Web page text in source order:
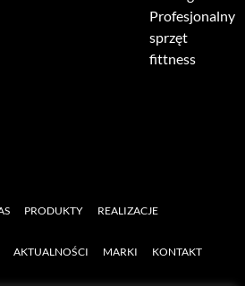
Profesjonalny
sprzęt
fittness
PRODUKTY REALIZACJE
AKTUALNOŚCI MARKI KONTAKT